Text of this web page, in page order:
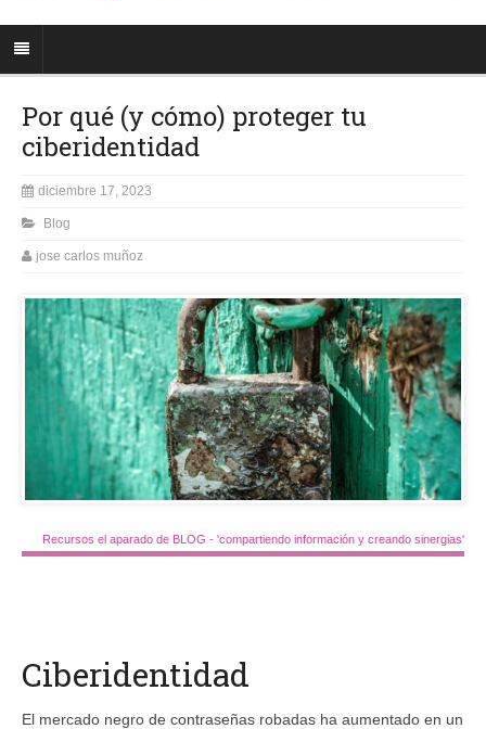
Por qué (y cómo) proteger tu
ciberidentidad
diciembre 17, 2023
Blog
jose carlos muñoz
Recursos el aparado de BLOG - 'compartiendo información y creando sinergias'
Ciberidentidad
El mercado negro de contraseñas robadas ha aumentado en un